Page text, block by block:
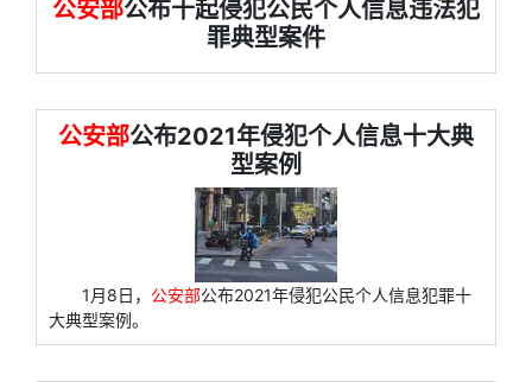
公安部公布十起侵犯公民个人信息违法犯
罪典型案件
公安部公布2021年侵犯个人信息十大典
型案例
1月8日， 公安部公布2021年侵犯公民个人信息犯罪十
大典型案例。